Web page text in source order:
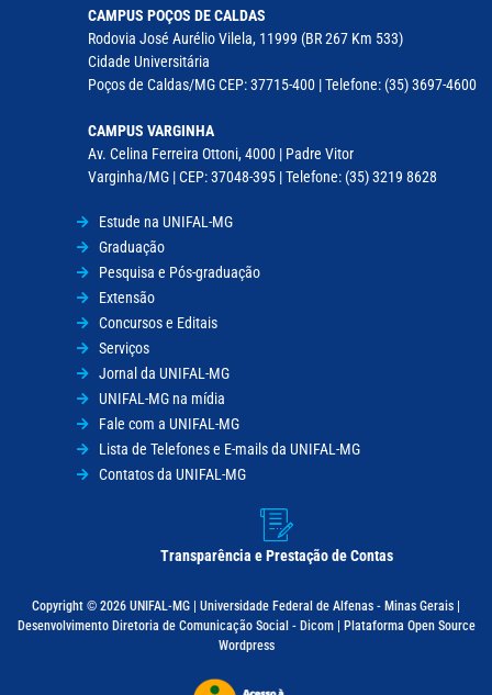
CAMPUS POÇOS DE CALDAS
Rodovia José Aurélio Vilela, 11999 (BR 267 Km 533)
Cidade Universitária
Poços de Caldas/MG CEP: 37715-400 | Telefone: (35) 3697-4600
CAMPUS VARGINHA
Av. Celina Ferreira Ottoni, 4000 | Padre Vitor
Varginha/MG | CEP: 37048-395 | Telefone: (35) 3219 8628
Estude na UNIFAL-MG
Graduação
Pesquisa e Pós-graduação
Extensão
Concursos e Editais
Serviços
Jornal da UNIFAL-MG
UNIFAL-MG na mídia
Fale com a UNIFAL-MG
Lista de Telefones e E-mails da UNIFAL-MG
Contatos da UNIFAL-MG
Transparência e Prestação de Contas
Copyright © 2026 UNIFAL-MG | Universidade Federal de Alfenas - Minas Gerais |
Desenvolvimento Diretoria de Comunicação Social - Dicom | Plataforma Open Source
Wordpress